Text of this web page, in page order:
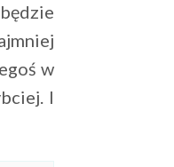
w
I